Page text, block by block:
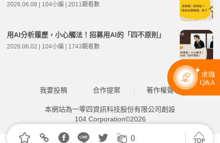
0
2026.06.08 | 104小編 | 2011觀看數
用AI分析履歷，小心觸法！招募用AI的「四不原則」
2026.06.02 | 104小編 | 1743觀看數
我要投稿 合作提案 著作權聲明
本網站為一零四資訊科技股份有限公司創設
104 Corporation©2026